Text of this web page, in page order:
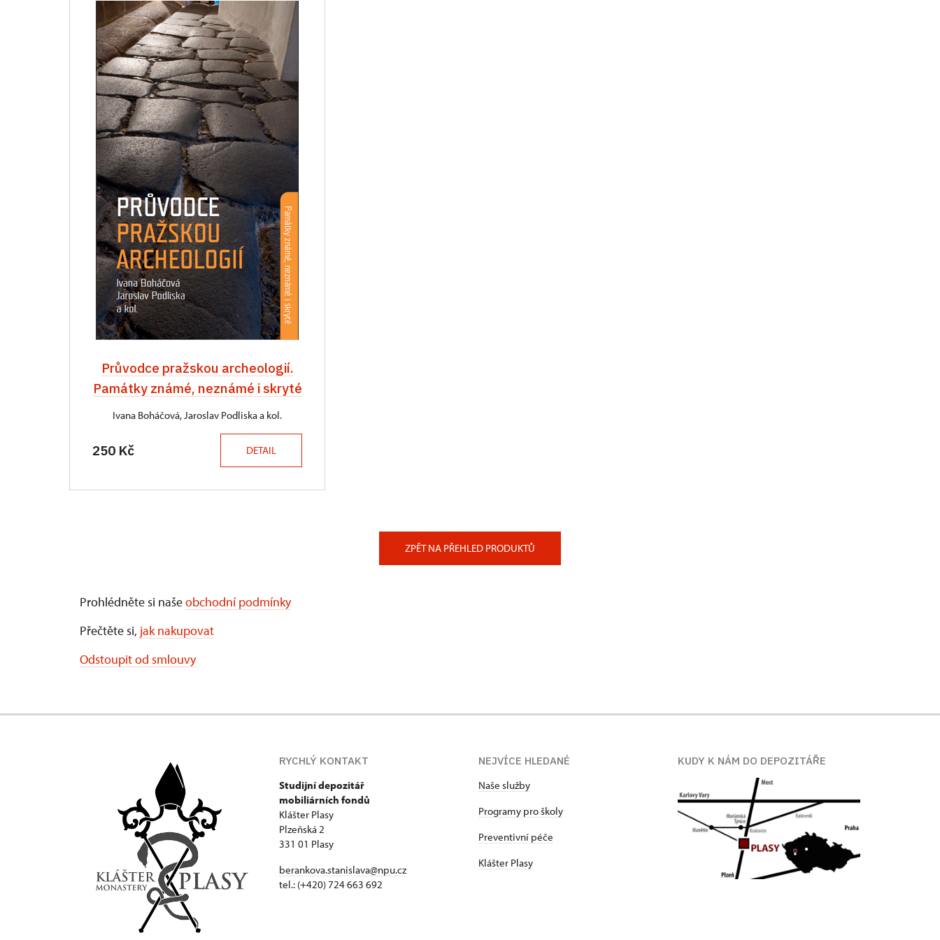
Průvodce pražskou archeologií.
Památky známé, neznámé i skryté
Ivana Boháčová, Jaroslav Podliska a kol.
250 Kč DETAIL
ZPĚT NA PŘEHLED PRODUKTŮ
Prohlédněte si našeobchodní podmínky
Přečtěte si, jak nakupovat
Odstoupit od smlouvy
RYCHLÝ KONTAKT
Studijní depozitář
mobiliárních fondů
Klášter Plasy
Plzeňská 2
331 01 Plasy
berankova.stanislava@npu.cz
tel.: (+420) 724 663 692
NEJVÍCE HLEDANÉ
Naše služby
Programy pro školy
Preventivní péče
Klášter Plasy
KUDY K NÁM DO DEPOZITÁŘE